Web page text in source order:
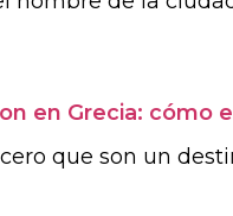
en Grecia: cómo
que son un